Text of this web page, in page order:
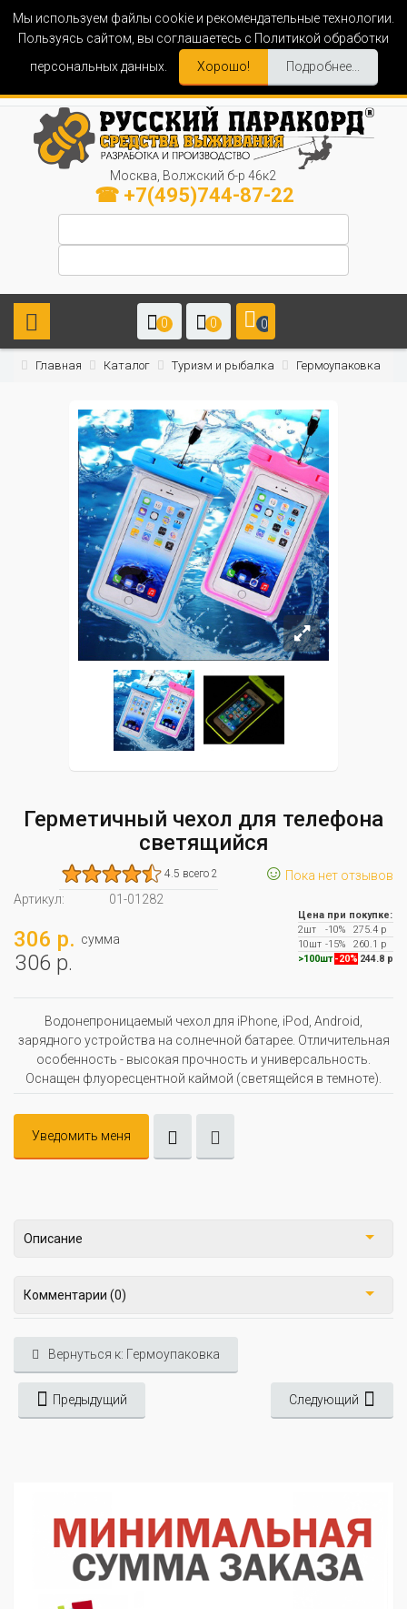
Мы используем файлы cookie и рекомендательные технологии.
Пользуясь сайтом, вы соглашаетесь с Политикой обработки
персональных данных.
Хорошо! Подробнее...
Москва, Волжский б-р 46к2
☎ +7(495)744-87-22
0 0 0
Главная Каталог Туризм и рыбалка Гермоупаковка
Герметичный чехол для телефона
светящийся
4.5 всего 2 ☺ Пока нет отзывов
Артикул:
01-01282
306 р. сумма
306 р.
Цена при покупке:
2шт
-10%
275.4 р
10шт -15%
260.1 р
>100шт -20% 244.8 р
Водонепроницаемый чехол для iPhone, iPod, Android,
зарядного устройства на солнечной батарее. Отличительная
особенность - высокая прочность и универсальность.
Оснащен флуоресцентной каймой (светящейся в темноте).
Уведомить меня
Описание
Комментарии (0)
Вернуться к: Гермоупаковка
Предыдущий Следующий